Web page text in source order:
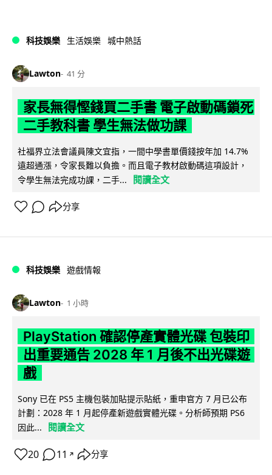
科技娛樂 生活娛樂 城中熱話
Lawton 41 分
家長無得慳錢買二手書 電子啟動碼鎖死
二手教科書 學生無法做功課
社福界立法會議員陳文宜指，一間中學書單價錢按年加 14.7%
遠超通漲，令家長難以負擔。而且電子教材啟動碼這項設計，
令學生無法完成功課，二手...
閱讀全文
分享
科技娛樂 遊戲情報
Lawton 1 小時
PlayStation 確認停產實體光碟 包裝印
出重要通告 2028 年 1 月後不出光碟遊
戲
Sony 已在 PS5 主機包裝加貼提示貼紙，重申官方 7 月已公布
計劃：2028 年 1 月起停產新遊戲實體光碟。分析師預期 PS6
因此...
閱讀全文
20 11 ↗ 分享